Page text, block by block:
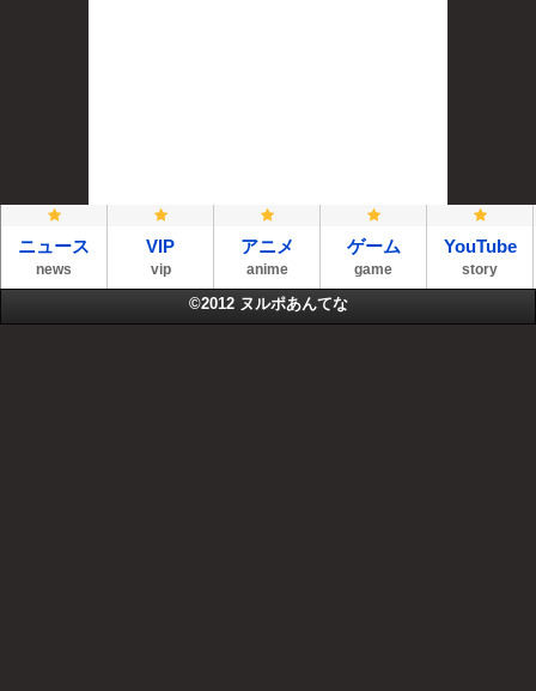
ニュース
news
VIP
vip
アニメ
anime
ゲーム
game
YouTube
story
©2012 ヌルポあんてな